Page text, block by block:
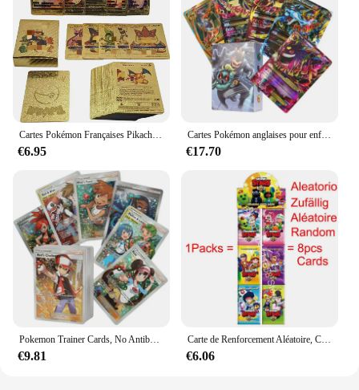
Cartes Pokémon Françaises Pikachu, Or, Argent, Noir, Vmax, GX, Anglais, Espagnol, Français, Allemand, Jouets, 27-110Pcs
€6.95
Cartes Pokémon anglaises pour enfants, GX Tag Team, Vmax EX Mega Shining Game, Battle Carte, Trading Collection Cards, Toys Gifts, 60 PCs, 100PCs
€17.70
Pokemon Trainer Cards, No Antibodies, Version anglaise, Game Battle Card, Trading, Shining Proxy Card, Toys for Children Gift
€9.81
Carte de Renforcement Aléatoire, Collection de Figurines d'Anime, Jeu de Combat, Jeu de Société de Dessin Animé, Cartes à Échanger Rares, Jouet Cadeau pour Enfant
€6.06